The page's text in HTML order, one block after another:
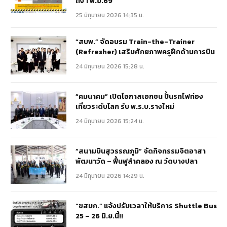
25 มิถุนายน 2026 14:35 น.
“สบพ.” จัดอบรม Train-the-Trainer
(Refresher) เสริมศักยภาพครูฝึกด้านการบิน
24 มิถุนายน 2026 15:28 น.
“คมนาคม” เปิดโอกาสเอกชน ปั้นรถไฟท่อง
เที่ยวระดับโลก รับ พ.ร.บ.รางใหม่
24 มิถุนายน 2026 15:24 น.
“สนามบินสุวรรณภูมิ” จัดกิจกรรมจิตอาสา
พัฒนาวัด – ฟื้นฟูลำคลอง ณ วัดบางปลา
24 มิถุนายน 2026 14:29 น.
“ขสมก.” แจ้งปรับเวลาให้บริการ Shuttle Bus
25 – 26 มิ.ย.นี้!!